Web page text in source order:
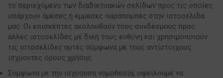
το περιεχόμενο των διαδικτυακών σελίδων προς τις οποίες
υπάρχουν άμεσες ή έμμεσες παραπομπές στην ιστοσελίδα
μας. Οι επισκέπτες ακολουθούν τους συνδέσμους προς
άλλες ιστοσελίδες με δική τους ευθύνη και χρησιμοποιούν
τις ιστοσελίδες αυτές σύμφωνα με τους αντίστοιχους
ισχύοντες όρους χρήσης.
Σύμφωνα με την ισχύουσα νομοθεσία, οφείλουμε να